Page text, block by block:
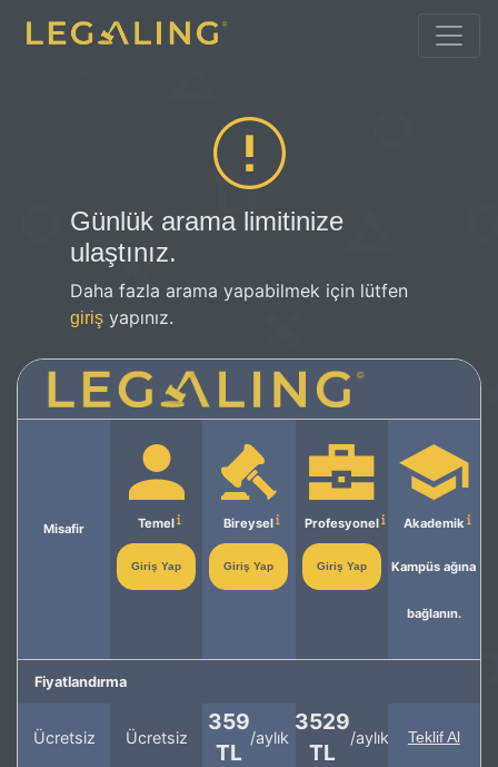
Günlük arama limitinize
ulaştınız.
Daha fazla arama yapabilmek için lütfen
giriş yapınız.
Misafir Temel
Giriş Yap
Bireysel
Giriş Yap
Profesyonel
Giriş Yap
Akademik
Kampüs ağına
bağlanın.
Fiyatlandırma
Ücretsiz Ücretsiz
359
TL
/aylık
3529
TL
/aylık Teklif Al